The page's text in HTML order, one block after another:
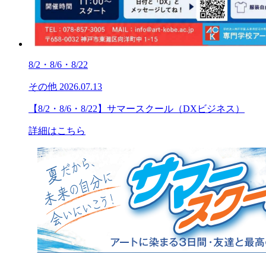
8/2・8/6・8/22
その他 2026.07.13
【8/2・8/6・8/22】サマースクール（DXビジネス）
詳細はこちら